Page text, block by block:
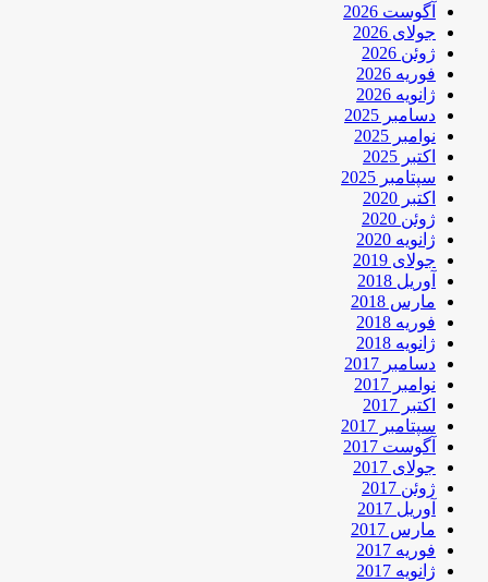
آگوست 2026
جولای 2026
ژوئن 2026
فوریه 2026
ژانویه 2026
دسامبر 2025
نوامبر 2025
اکتبر 2025
سپتامبر 2025
اکتبر 2020
ژوئن 2020
ژانویه 2020
جولای 2019
آوریل 2018
مارس 2018
فوریه 2018
ژانویه 2018
دسامبر 2017
نوامبر 2017
اکتبر 2017
سپتامبر 2017
آگوست 2017
جولای 2017
ژوئن 2017
آوریل 2017
مارس 2017
فوریه 2017
ژانویه 2017